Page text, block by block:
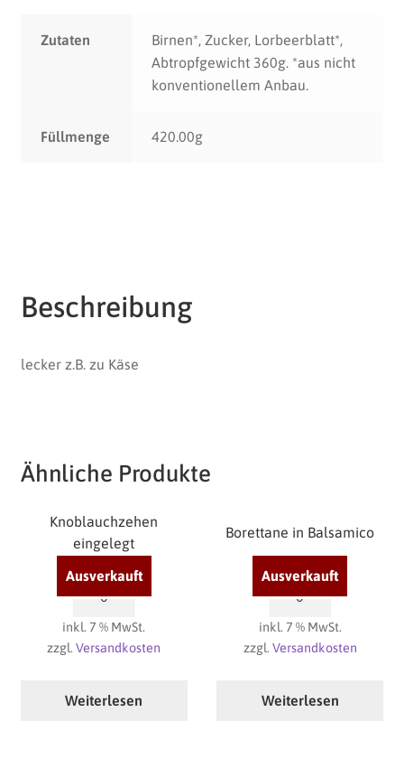
Zutaten
Birnen*, Zucker, Lorbeerblatt*,
Abtropfgewicht 360g. *aus nicht
konventionellem Anbau.
Füllmenge 420.00g
Beschreibung
lecker z.B. zu Käse
Ähnliche Produkte
Knoblauchzehen
eingelegt
Knoblauchzehen
Menge
inkl. 7 % MwSt.
zzgl.Versandkosten
Weiterlesen
Borettane in Balsamico
Borettane
Balsamico
Menge
inkl. 7 % MwSt.
zzgl. Versandkosten
Weiterlesen